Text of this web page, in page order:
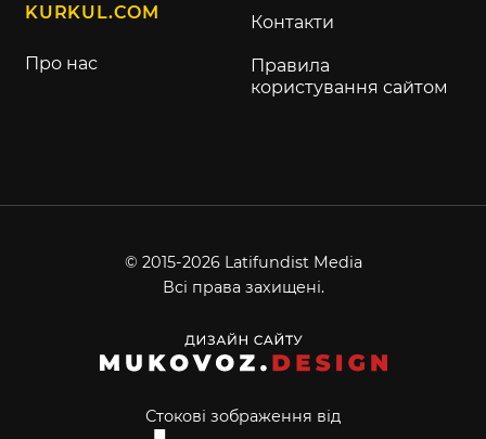
KURKUL.COM
Про нас
Контакти
Правила
користування сайтом
© 2015-2026 Latifundist Media
Всі права захищені.
Стокові зображення від